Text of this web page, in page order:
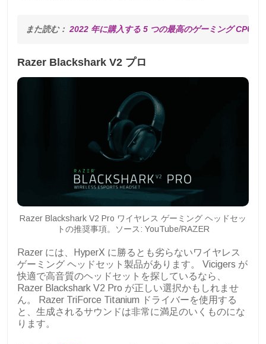
また読む： 2022 年に購入する 5 つの最高のゲーミング CPU
Razer Blackshark V2 プロ
Razer Blackshark V2 Pro ワイヤレス ゲーミング ヘッドセッ
トの推奨事項。ソース: YouTube/RAZER
Razer には、HyperX に勝るとも劣らないワイヤレス
ゲーミング ヘッドセット製品があります。 Vicigers が
快適で高音質のヘッドセットを探しているなら、
Razer Blackshark V2 Pro が正しい選択かもしれませ
ん。 Razer TriForce Titanium ドライバーを使用する
と、生成されるサウンドは非常に満足のいくものにな
ります。